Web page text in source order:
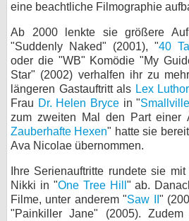
eine beachtliche Filmographie
Ab 2000 lenkte sie größere
"Suddenly Naked" (2001), "40
oder die "WB" Komödie "My
Star" (2002) verhalfen ihr zu
längeren Gastauftritt als Lex
Frau Dr. Helen Brycein "
zum zweiten Mal den Part
Zauberhafte Hexen" hatte sie
Ava Nicolae übernommen.
Ihre Serienauftritte rundete sie
Nikki in "One Tree Hill " ab.
Filme, unter anderem "Saw II "
"Painkiller Jane" (2005).
bei
Kontakt
Cookie-